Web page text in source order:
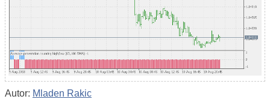
Autor: Mladen Rakic